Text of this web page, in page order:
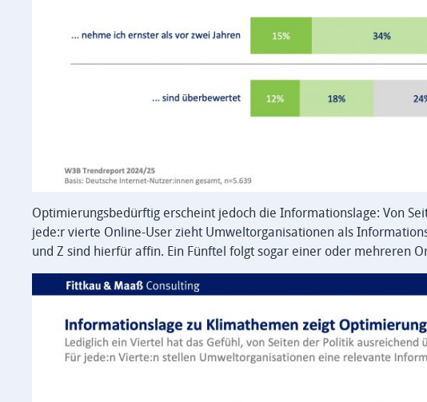
Optimierungsbedürftig erscheint jedoch die Informationslage: Von
jede:r vierte Online-User zieht Umweltorganisationen als
und Z sind hierfür affin. Ein Fünftel folgt sogar einer oder mehreren